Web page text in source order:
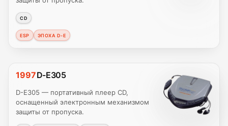
CD
ESP ЭПОХА D-E
1997D-E305
D-E305 — портативный плеер CD,
оснащенный электронным механизмом
защиты от пропуска.